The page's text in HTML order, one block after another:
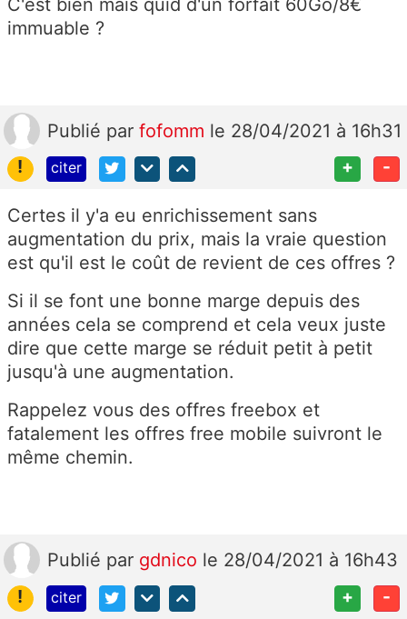
immuable ?
Publié par fofomm le 28/04/2021 à 16h31
!
citer + -
Certes il y'a eu enrichissement sans
augmentation du prix, mais la vraie question
est qu'il est le coût de revient de ces offres ?
Si il se font une bonne marge depuis des
années cela se comprend et cela veux juste
dire que cette marge se réduit petit à petit
jusqu'à une augmentation.
Rappelez vous des offres freebox et
fatalement les offres free mobile suivront le
même chemin.
Publié par gdnico le 28/04/2021 à 16h43
!
citer + -